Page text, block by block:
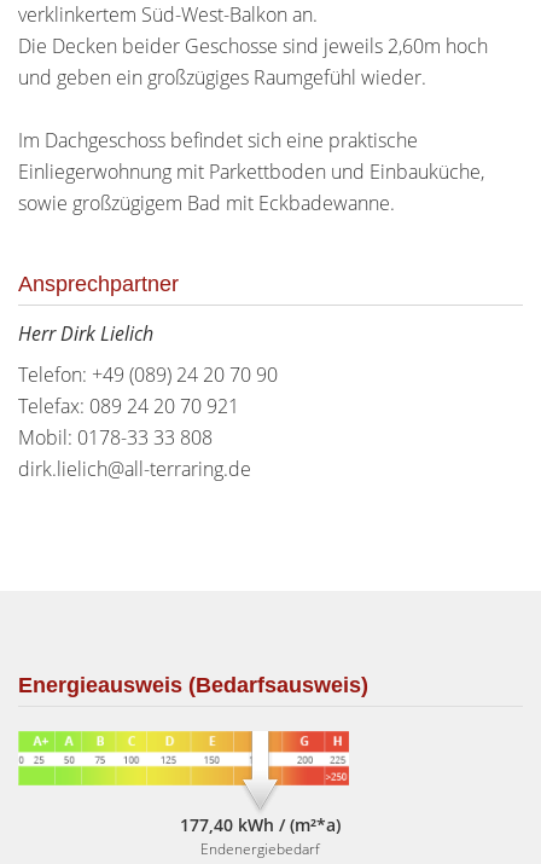
verklinkertem Süd-West-Balkon an.
Die Decken beider Geschosse sind jeweils 2,60m hoch
und geben ein großzügiges Raumgefühl wieder.
Im Dachgeschoss befindet sich eine praktische
Einliegerwohnung mit Parkettboden und Einbauküche,
sowie großzügigem Bad mit Eckbadewanne.
Ansprechpartner
Herr Dirk Lielich
Telefon: +49 (089) 24 20 70 90
Telefax: 089 24 20 70 921
Mobil: 0178-33 33 808
dirk.lielich@all-terraring.de
Energieausweis (Bedarfsausweis)
177,40 kWh / (m²*a)
Endenergiebedarf